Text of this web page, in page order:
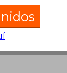
Ediciones, 2023, 1
Tapa Blanda,